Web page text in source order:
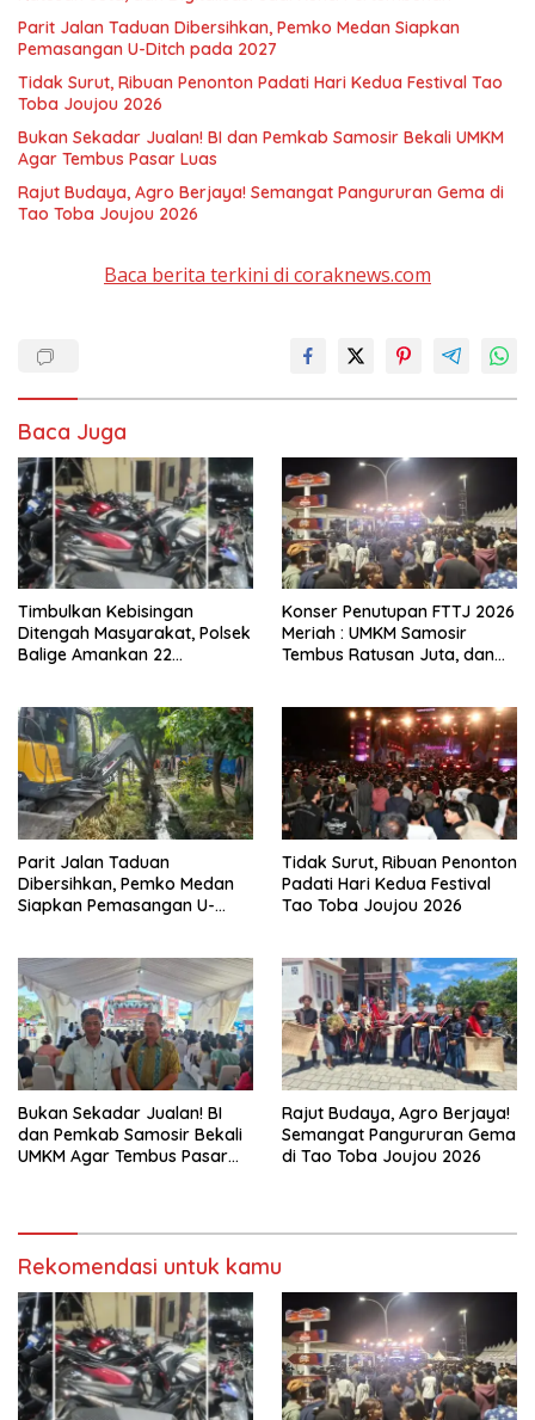
Parit Jalan Taduan Dibersihkan, Pemko Medan Siapkan
Pemasangan U-Ditch pada 2027
Tidak Surut, Ribuan Penonton Padati Hari Kedua Festival Tao
Toba Joujou 2026
Bukan Sekadar Jualan! BI dan Pemkab Samosir Bekali UMKM
Agar Tembus Pasar Luas
Rajut Budaya, Agro Berjaya! Semangat Pangururan Gema di
Tao Toba Joujou 2026
Baca berita terkini di coraknews.com
Baca Juga
Timbulkan Kebisingan
Ditengah Masyarakat, Polsek
Balige Amankan 22
Konser Penutupan FTTJ 2026
Meriah : UMKM Samosir
Tembus Ratusan Juta, dan
Parit Jalan Taduan
Dibersihkan, Pemko Medan
Siapkan Pemasangan U-
Tidak Surut, Ribuan Penonton
Padati Hari Kedua Festival
Tao Toba Joujou 2026
Bukan Sekadar Jualan! BI
dan Pemkab Samosir Bekali
UMKM Agar Tembus Pasar
Rajut Budaya, Agro Berjaya!
Semangat Pangururan Gema
di Tao Toba Joujou 2026
Rekomendasi untuk kamu